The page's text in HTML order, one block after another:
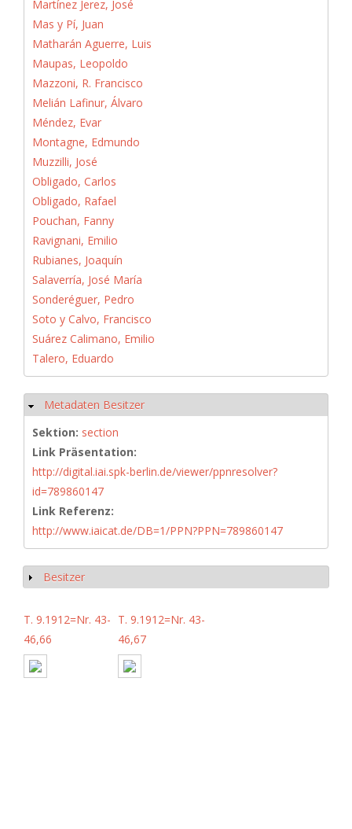
Martínez Jerez, José
Mas y Pí, Juan
Matharán Aguerre, Luis
Maupas, Leopoldo
Mazzoni, R. Francisco
Melián Lafinur, Álvaro
Méndez, Evar
Montagne, Edmundo
Muzzilli, José
Obligado, Carlos
Obligado, Rafael
Pouchan, Fanny
Ravignani, Emilio
Rubianes, Joaquín
Salaverría, José María
Sonderéguer, Pedro
Soto y Calvo, Francisco
Suárez Calimano, Emilio
Talero, Eduardo
Hide
Metadaten Besitzer
Sektion: section
Link Präsentation:
http://digital.iai.spk-berlin.de/viewer/ppnresolver?
id=789860147
Link Referenz:
http://www.iaicat.de/DB=1/PPN?PPN=789860147
Show
Besitzer
T. 9.1912=Nr. 43-
46,66
T. 9.1912=Nr. 43-
46,67